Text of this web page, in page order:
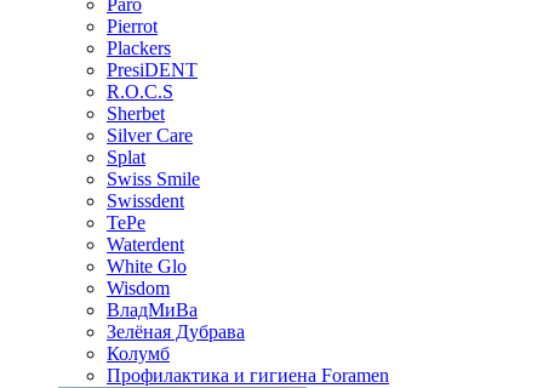
Paro
Pierrot
Plackers
PresiDENT
R.O.C.S
Sherbet
Silver Care
Splat
Swiss Smile
Swissdent
TePe
Waterdent
White Glo
Wisdom
ВладМиВа
Зелёная Дубрава
Колумб
Профилактика и гигиена Foramen